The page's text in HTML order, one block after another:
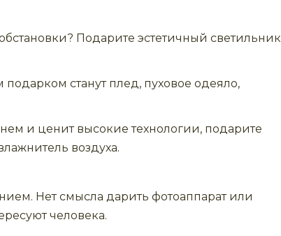
Подарите эстетичный светильник
станут плед, пуховое одеяло,
и ценит высокие технологии, подарите
воздуха.
Нет смысла дарить фотоаппарат или
человека.